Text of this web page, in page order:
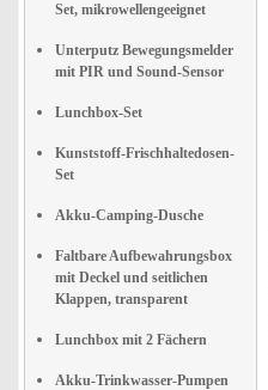
Set, mikrowellengeeignet
Unterputz Bewegungsmelder
mit PIR und Sound-Sensor
Lunchbox-Set
Kunststoff-Frischhaltedosen-
Set
Akku-Camping-Dusche
Faltbare Aufbewahrungsbox
mit Deckel und seitlichen
Klappen, transparent
Lunchbox mit 2 Fächern
Akku-Trinkwasser-Pumpen